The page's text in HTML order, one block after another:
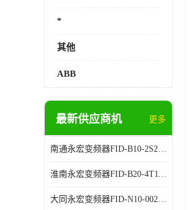
*
其他
ABB
最新供应商机 更多
南通永宏变频器FID-B10-2S2.2G 厂家销售
淮南永宏变频器FID-B20-4T11G 厂家销售
大同永宏变频器FID-N10-002243 厂家销售